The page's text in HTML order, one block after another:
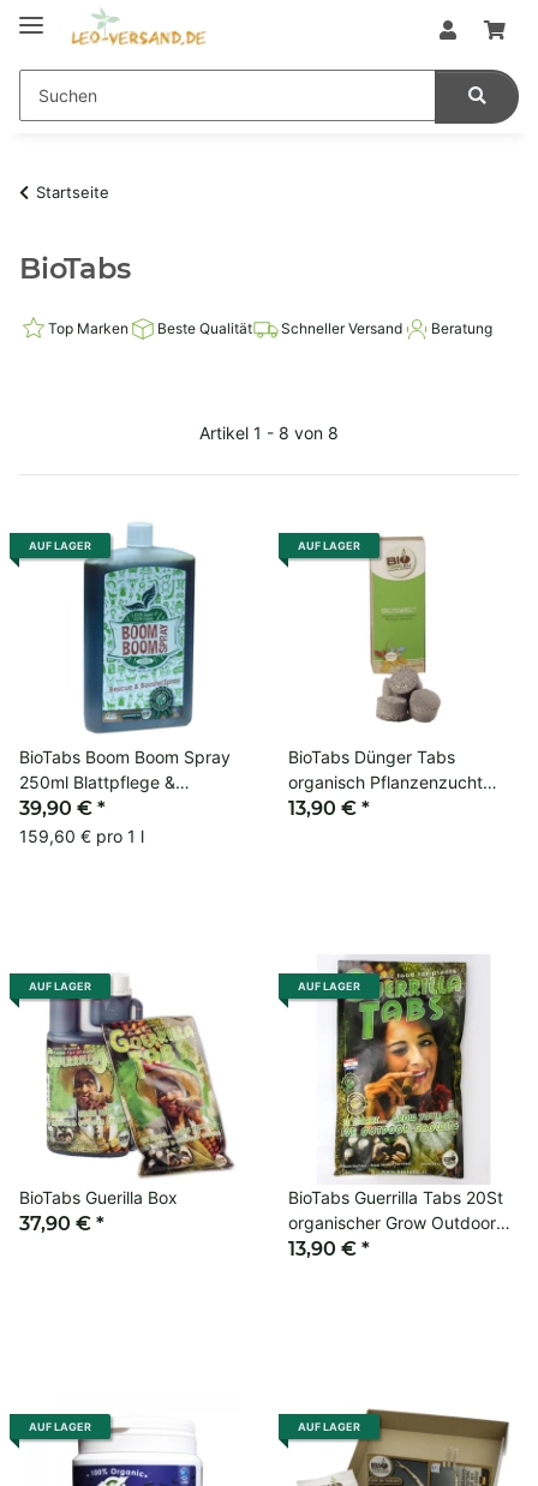
Startseite
BioTabs
Top Marken Beste Qualität Schneller Versand Beratung
Artikel 1 - 8 von 8
AUF LAGER
BioTabs Boom Boom Spray
250ml Blattpflege &
Growboost
39,90 € *
159,60 € pro 1 l
AUF LAGER
BioTabs Dünger Tabs
organisch Pflanzenzucht
Grow Box
13,90 € *
AUF LAGER
BioTabs Guerilla Box
37,90 € *
AUF LAGER
BioTabs Guerrilla Tabs 20St
organischer Grow Outdoor
Dünger
13,90 € *
AUF LAGER AUF LAGER